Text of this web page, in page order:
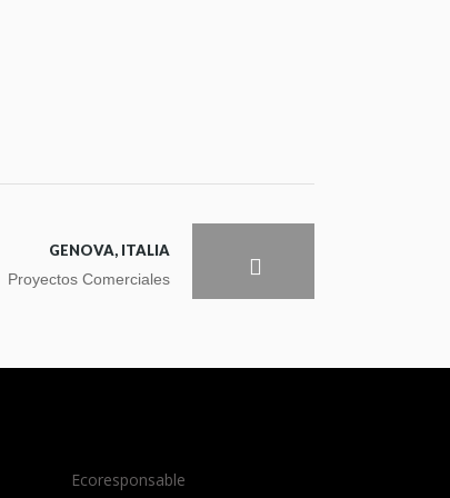
GENOVA, ITALIA
Proyectos Comerciales
Ecoresponsable